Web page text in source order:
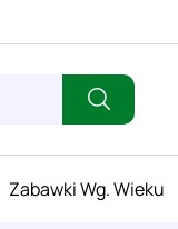
Zabawki Wg. Wieku